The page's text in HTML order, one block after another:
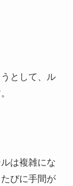
として、ル
は複雑にな
びに手間が